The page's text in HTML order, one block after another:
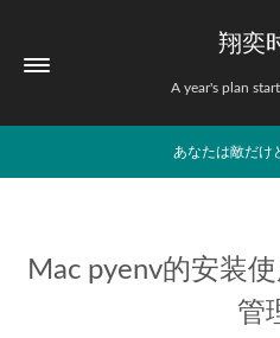
翔奕
A year's plan
あなたは敵だけ
Mac pyenv的安装
管